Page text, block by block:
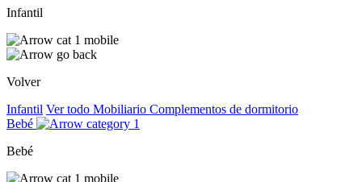
Infantil
Volver
Infantil Ver todo Mobiliario Complementos de dormitorio
Bebé
Bebé